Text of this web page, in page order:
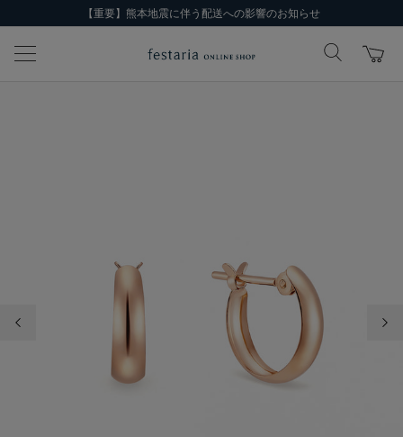
【重要】熊本地震に伴う配送への影響のお知らせ